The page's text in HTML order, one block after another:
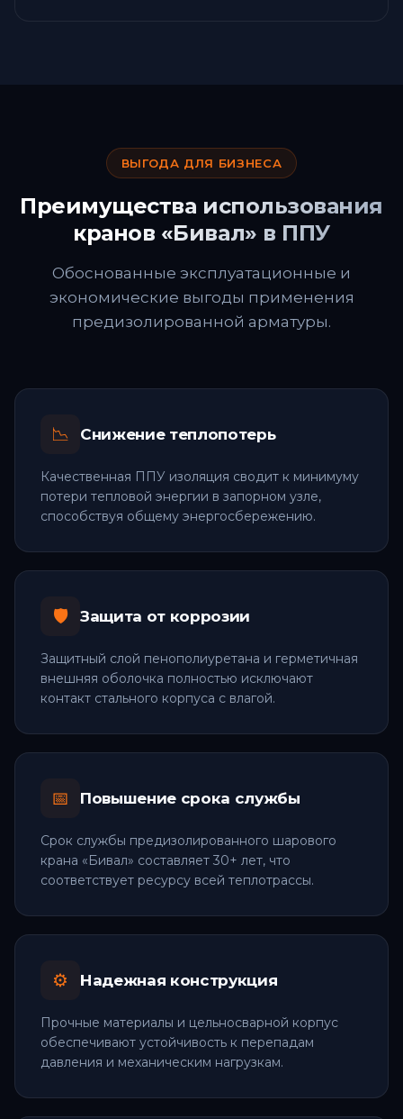
ВЫГОДА ДЛЯ БИЗНЕСА
Преимущества использования
кранов «Бивал» в ППУ
Обоснованные эксплуатационные и
экономические выгоды применения
предизолированной арматуры.
📉 Снижение теплопотерь
Качественная ППУ изоляция сводит к минимуму
потери тепловой энергии в запорном узле,
способствуя общему энергосбережению.
🛡️ Защита от коррозии
Защитный слой пенополиуретана и герметичная
внешняя оболочка полностью исключают
контакт стального корпуса с влагой.
📅 Повышение срока службы
Срок службы предизолированного шарового
крана «Бивал» составляет 30+ лет, что
соответствует ресурсу всей теплотрассы.
⚙️ Надежная конструкция
Прочные материалы и цельносварной корпус
обеспечивают устойчивость к перепадам
давления и механическим нагрузкам.